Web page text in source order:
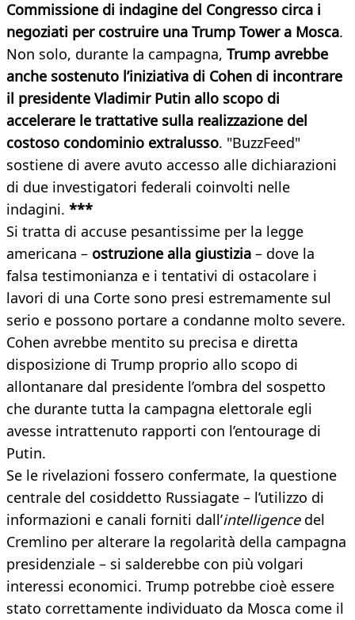
Commissione di indagine del Congresso circa i
negoziati per costruire una Trump Tower a Mosca.
Non solo, durante la campagna, Trump avrebbe
anche sostenuto l’iniziativa di Cohen di incontrare
il presidente Vladimir Putin allo scopo di
accelerare le trattative sulla realizzazione del
costoso condominio extralusso. "BuzzFeed"
sostiene di avere avuto accesso alle dichiarazioni
di due investigatori federali coinvolti nelle
indagini. ***
Si tratta di accuse pesantissime per la legge
americana – ostruzione alla giustizia – dove la
falsa testimonianza e i tentativi di ostacolare i
lavori di una Corte sono presi estremamente sul
serio e possono portare a condanne molto severe.
Cohen avrebbe mentito su precisa e diretta
disposizione di Trump proprio allo scopo di
allontanare dal presidente l’ombra del sospetto
che durante tutta la campagna elettorale egli
avesse intrattenuto rapporti con l’entourage di
Putin.
Se le rivelazioni fossero confermate, la questione
centrale del cosiddetto Russiagate – l’utilizzo di
informazioni e canali forniti dall’intelligence del
Cremlino per alterare la regolarità della campagna
presidenziale – si salderebbe con più volgari
interessi economici. Trump potrebbe cioè essere
stato correttamente individuato da Mosca come il